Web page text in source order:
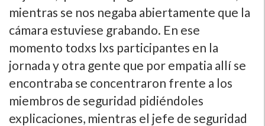
mientras se nos negaba abiertamente que la
cámara estuviese grabando. En ese
momento todxs lxs participantes en la
jornada y otra gente que por empatia allí­ se
encontraba se concentraron frente a los
miembros de seguridad pidiéndoles
explicaciones, mientras el jefe de seguridad